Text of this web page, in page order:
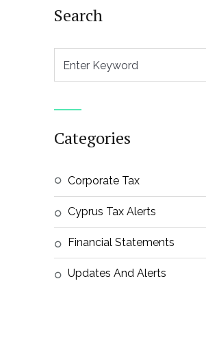
Search
Categories
Corporate Tax
Cyprus Tax Alerts
Financial Statements
Updates And Alerts